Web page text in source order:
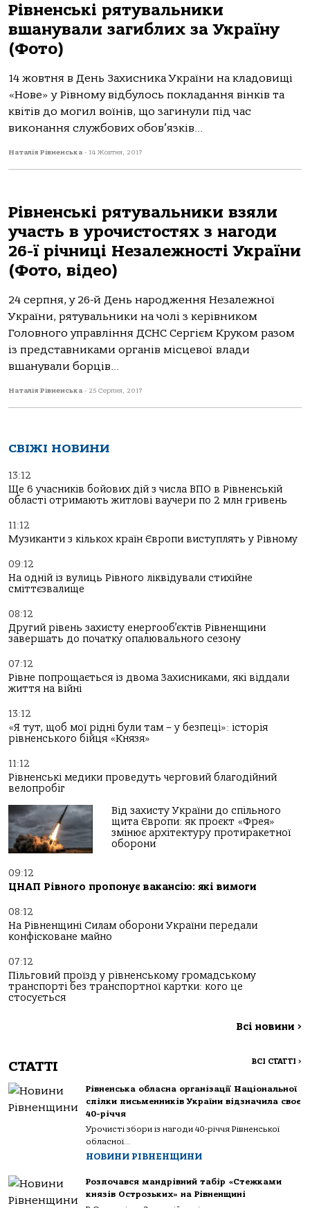
Рівненські рятувальники
вшанували загиблих за Україну
(Фото)
14 жовтня в День Захисника України на кладовищі
«Нове» у Рівному відбулось покладання вінків та
квітів до могил воїнів, що загинули під час
виконання службових обов’язків...
Наталія Рівненська - 14 Жовтня, 2017
Рівненські рятувальники взяли
участь в урочистостях з нагоди
26-ї річниці Незалежності України
(Фото, відео)
24 серпня, у 26-й День народження Незалежної
України, рятувальники на чолі з керівником
Головного управління ДСНС Сергієм Круком разом
із представниками органів місцевої влади
вшанували борців...
Наталія Рівненська - 25 Серпня, 2017
СВІЖІ НОВИНИ
13:12
Ще 6 учасників бойових дій з числа ВПО в Рівненській
області отримають житлові ваучери по 2 млн гривень
11:12
Музиканти з кількох країн Європи виступлять у Рівному
09:12
На одній із вулиць Рівного ліквідували стихійне
сміттєзвалище
08:12
Другий рівень захисту енергооб’єктів Рівненщини
завершать до початку опалювального сезону
07:12
Рівне попрощається із двома Захисниками, які віддали
життя на війні
13:12
«Я тут, щоб мої рідні були там – у безпеці»: історія
рівненського бійця «Князя»
11:12
Рівненські медики проведуть черговий благодійний
велопробіг
Від захисту України до спільного
щита Європи: як проєкт «Фрея»
змінює архітектуру протиракетної
оборони
09:12
ЦНАП Рівного пропонує вакансію: які вимоги
08:12
На Рівненщині Силам оборони України передали
конфісковане майно
07:12
Пільговий проїзд у рівненському громадському
транспорті без транспортної картки: кого це
стосується
Всі новини >
СТАТТІ ВСІ СТАТТІ >
Рівненська обласна організації Національної
спілки письменників України відзначила своє
40-річчя
Урочисті збори із нагоди 40-річчя Рівненської
обласної...
НОВИНИ РІВНЕНЩИНИ
Розпочався мандрівний табір «Стежками
князів Острозьких» на Рівненщині